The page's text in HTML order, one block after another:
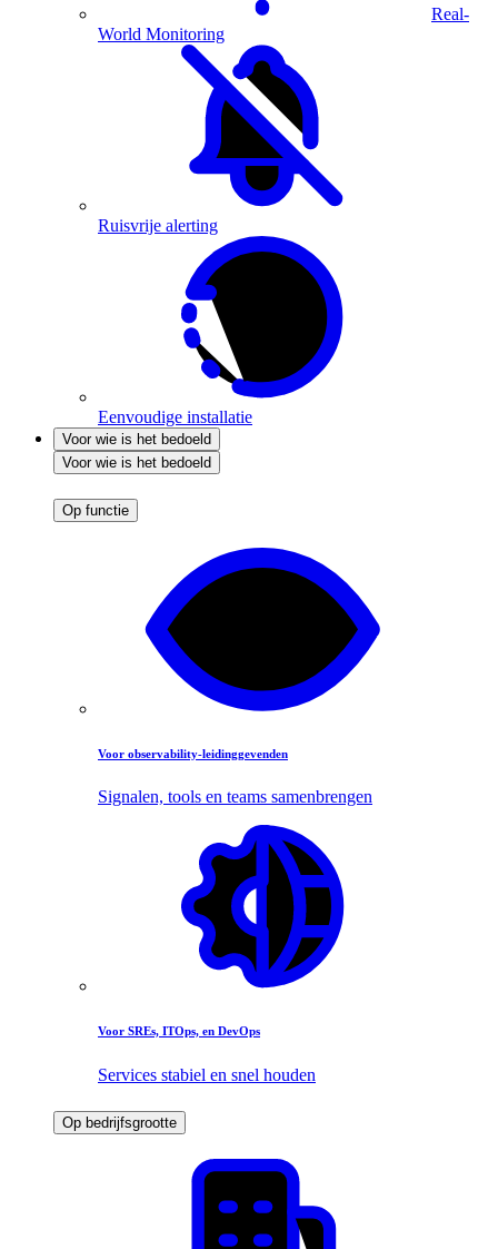
Real-
World Monitoring
Ruisvrije alerting
Eenvoudige installatie
Voor wie is het bedoeld
Voor wie is het bedoeld
Op functie
Voor observability-leidinggevenden
Signalen, tools en teams samenbrengen
Voor SREs, ITOps, en DevOps
Services stabiel en snel houden
Op bedrijfsgrootte